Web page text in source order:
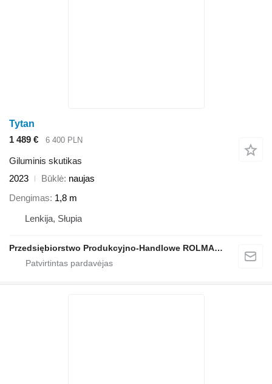
Tytan
1 489 €
6 400 PLN
Giluminis skutikas
2023
Būklė naujas
Dengimas 1,8 m
Lenkija, Słupia
Przedsiębiorstwo Produkcyjno-Handlowe ROLMAPOL Marcin Dziekan